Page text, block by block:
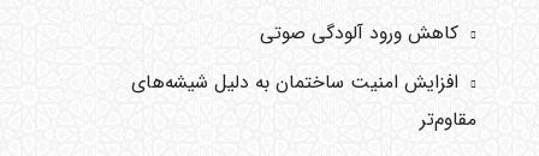
کاهش ورود آلودگی صوتی
افزایش امنیت ساختمان به دلیل شیشه‌های
مقاوم‌تر